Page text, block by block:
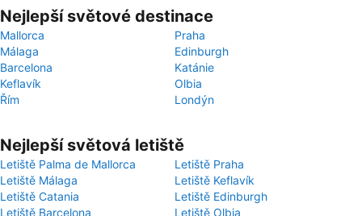
Nejlepší světové destinace
Mallorca
Praha
Málaga
Edinburgh
Barcelona
Katánie
Keflavík
Olbia
Řím
Londýn
Nejlepší světová letiště
Letiště Palma de Mallorca
Letiště Praha
Letiště Málaga
Letiště Keflavík
Letiště Catania
Letiště Edinburgh
Letiště Barcelona
Letiště Olbia